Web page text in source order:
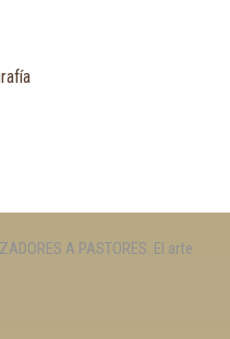
A PASTORES. El arte